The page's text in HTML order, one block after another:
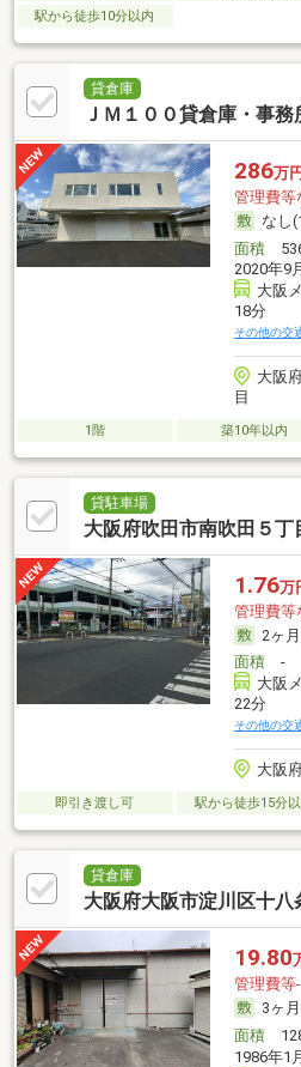
駅から徒歩10分以内
貸倉庫
ＪＭ１００貸倉庫・事務
286万円
管理費等
なし
面積
2020年9
大阪
18分
その他の交
大阪
目
1階 築10年以内
貸駐車場
大阪府吹田市南吹田５丁
1.76万
管理費等
2ヶ月
面積-
大阪
22分
その他の交
大阪
即引き渡し可 駅から徒歩15分
貸倉庫
大阪府大阪市淀川区十八
19.80
管理費等-
3ヶ月
面積
1986年1